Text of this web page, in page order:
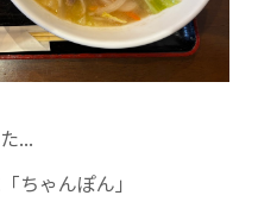
...
ちゃんぽん」